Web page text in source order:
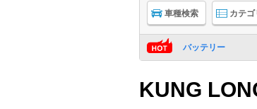
車種検索 カテ
バッテリー
KUNG